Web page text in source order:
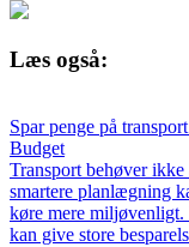
Læs også:
Spar penge på
Budget
Transport behøver
smartere planlægning
køre mere
kan give store